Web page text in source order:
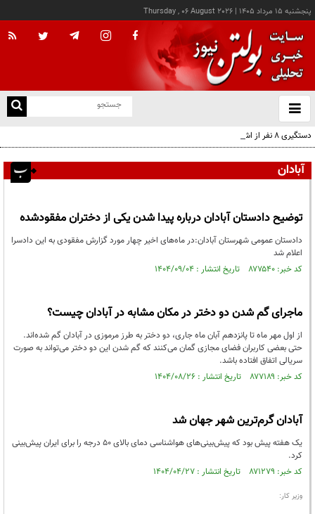
پنجشنبه ۱۵ مرداد ۱۴۰۵ |
Thursday , 06 August 2026
باز
و
دستگیری ۸ نفر از اشرار مسلح شاخص و مرتبطین گروهک‌های تروریستی
آبادان
توضیح دادستان آبادان درباره پیدا شدن یکی از دختران مفقودشده
دادستان عمومی شهرستان آبادان:در ماه‌های اخیر چهار مورد گزارش مفقودی به این دادسرا
اعلام شد
کد خبر: ۸۷۷۵۴۰ تاریخ انتشار : ۱۴۰۴/۰۹/۰۴
ماجرای گم شدن دو دختر در مکان مشابه در آبادان چیست؟
از اول مهر ماه تا پانزدهم آبان ماه جاری، دو دختر به طرز مرموزی در آبادان گم شده‌اند.
حتی بعضی کاربران فضای مجازی گمان می‌کنند که گم شدن این دو دختر می‌تواند به صورت
سریالی اتفاق افتاده باشد.
کد خبر: ۸۷۷۱۸۹ تاریخ انتشار : ۱۴۰۴/۰۸/۲۶
آبادان گرم‌ترین شهر جهان شد
یک هفته پیش بود که پیش‌بینی‌های هواشناسی دمای بالای ۵۰ درجه را برای ایران پیش‌بینی
کرد.
کد خبر: ۸۷۱۲۷۹ تاریخ انتشار : ۱۴۰۴/۰۴/۲۷
وزیر کار: